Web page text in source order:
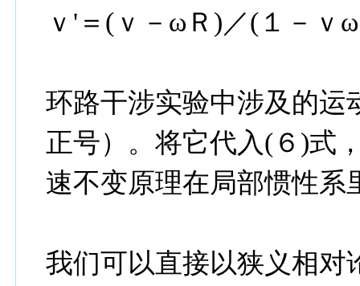
ｖ'＝(ｖ－ωＲ)／(１－ｖ
环路干涉实验中涉及的运
正号）。将它代入(６)式
速不变原理在局部惯性系
我们可以直接以狭义相对